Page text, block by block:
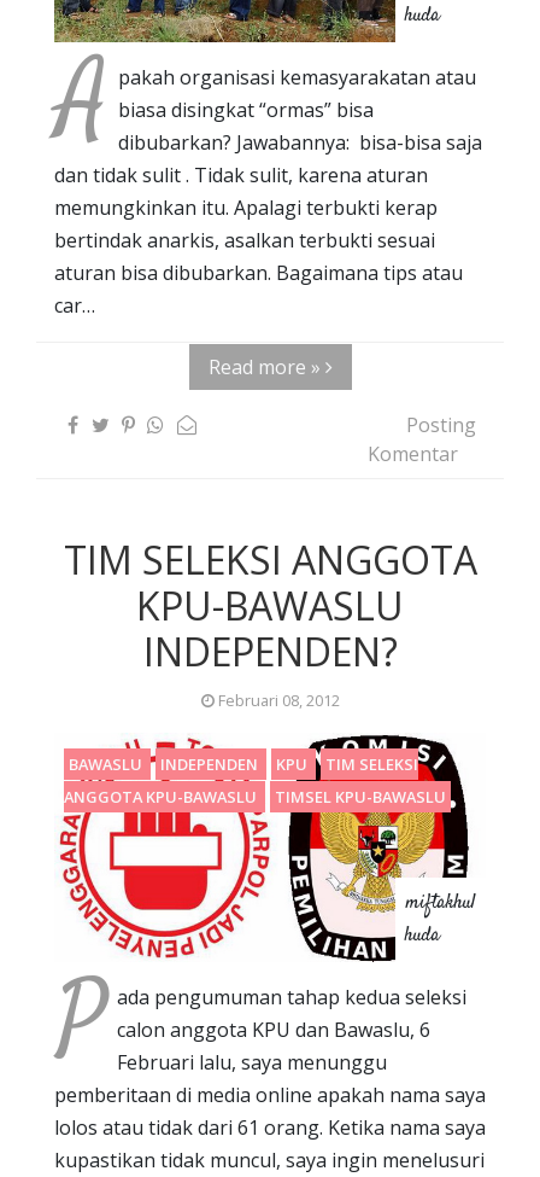
huda
A pakah organisasi kemasyarakatan atau
biasa disingkat “ormas” bisa
dibubarkan? Jawabannya: bisa-bisa saja
dan tidak sulit . Tidak sulit, karena aturan
memungkinkan itu. Apalagi terbukti kerap
bertindak anarkis, asalkan terbukti sesuai
aturan bisa dibubarkan. Bagaimana tips atau
car…
Read more »
Posting
Komentar
TIM SELEKSI ANGGOTA
KPU-BAWASLU
INDEPENDEN?
Februari 08, 2012
BAWASLU INDEPENDEN KPU
TIM SELEKSI
ANGGOTA KPU-BAWASLU
TIMSEL KPU-BAWASLU
miftakhul
huda
P ada pengumuman tahap kedua seleksi
calon anggota KPU dan Bawaslu, 6
Februari lalu, saya menunggu
pemberitaan di media online apakah nama saya
lolos atau tidak dari 61 orang. Ketika nama saya
kupastikan tidak muncul, saya ingin menelusuri